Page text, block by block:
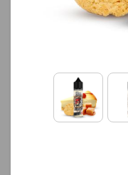
افزودن به سبد خرید